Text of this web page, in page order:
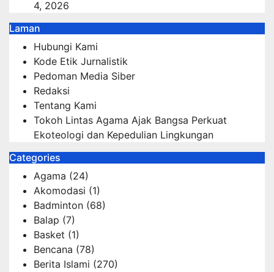
4, 2026
Laman
Hubungi Kami
Kode Etik Jurnalistik
Pedoman Media Siber
Redaksi
Tentang Kami
Tokoh Lintas Agama Ajak Bangsa Perkuat
Ekoteologi dan Kepedulian Lingkungan
Categories
Agama (24)
Akomodasi (1)
Badminton (68)
Balap (7)
Basket (1)
Bencana (78)
Berita Islami (270)